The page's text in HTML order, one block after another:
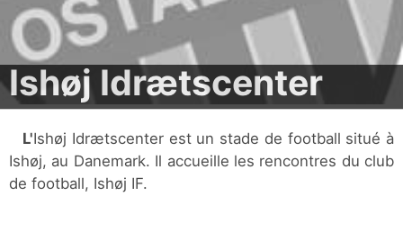
Ishøj Idrætscenter
L'Ishøj Idrætscenter est un stade de football situé à
Ishøj, au Danemark. Il accueille les rencontres du club
de football, Ishøj IF.